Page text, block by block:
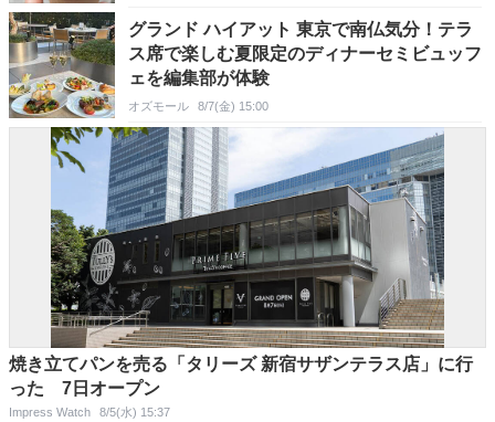
グランド ハイアット 東京で南仏気分！テラ
ス席で楽しむ夏限定のディナーセミビュッフ
ェを編集部が体験
オズモール 8/7(金) 15:00
焼き立てパンを売る「タリーズ 新宿サザンテラス店」に行
った 7日オープン
Impress Watch 8/5(水) 15:37